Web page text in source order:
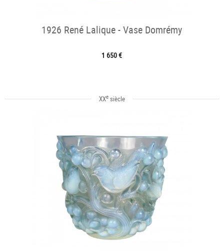
1926 René Lalique - Vase Domrémy
1 650 €
XXesiècle